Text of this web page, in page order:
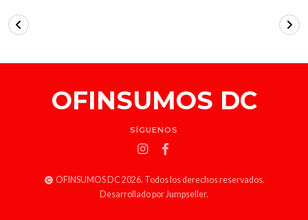
OFINSUMOS DC
SÍGUENOS
OFINSUMOS DC 2026. Todos los derechos reservados.
Desarrollado por Jumpseller.